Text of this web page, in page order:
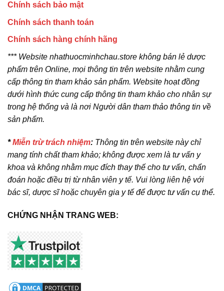
Chính sách bảo mật
Chính sách thanh toán
Chính sách hàng chính hãng
*** Website nhathuocminhchau.store không bán lẻ dược
phẩm trên Online, mọi thông tin trên website nhằm cung
cấp thông tin tham khảo sản phẩm. Website hoạt đồng
dưới hình thức cung cấp thông tin tham khảo cho nhân sự
trong hệ thống và là nơi Người dân tham thảo thông tin về
sản phẩm.
*Miễn trừ trách nhiệm: Thông tin trên website này chỉ
mang tính chất tham khảo; không được xem là tư vấn y
khoa và không nhằm mục đích thay thế cho tư vấn, chẩn
đoán hoặc điều trị từ nhân viên y tế. Vui lòng liên hệ với
bác sĩ, dược sĩ hoặc chuyên gia y tế để được tư vấn cụ thể.
CHỨNG NHẬN TRANG WEB: